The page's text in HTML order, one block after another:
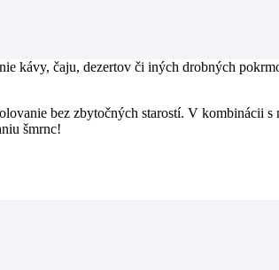
kávy, čaju, dezertov či iných drobných
bez zbytočných starostí. V kombinácii
šmrnc!